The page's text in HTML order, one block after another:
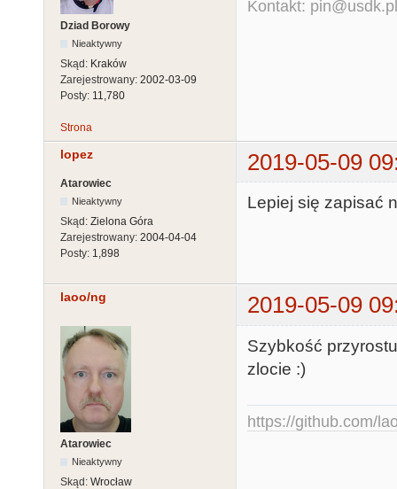
Dziad Borowy
Nieaktywny
Skąd: Kraków
Zarejestrowany: 2002-03-09
Posty: 11,780
Kontakt: pin@usdk.pl
Strona
lopez 2019-05-09
Atarowiec
Nieaktywny
Skąd: Zielona Góra
Zarejestrowany: 2004-04-04
Posty: 1,898
Lepiej się zapisać
laoo/ng 2019-05-09
Atarowiec
Nieaktywny
Skąd: Wrocław
Szybkość
zlocie :)
https://github.com/